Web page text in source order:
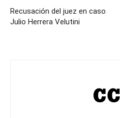
Recusación del juez en caso
Julio Herrera Velutini